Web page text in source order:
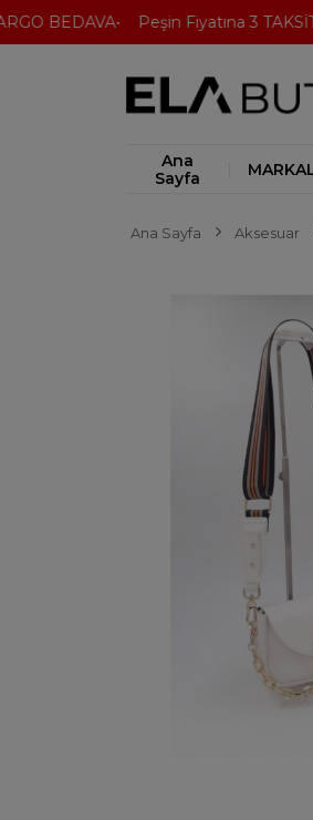
BEDAVA Peşin Fiyatına 3 TAKSİT
Ana
Sayfa
Ana Sayfa Aksesuar